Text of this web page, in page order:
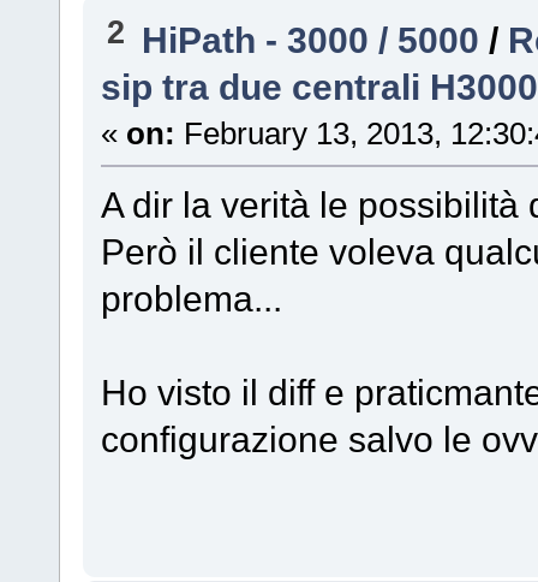
2 HiPath - 3000 / 5000 /
sip tra due centrali H3000
« on: February 13, 2013,
A dir la verità le possibilità
Però il cliente voleva
problema...
Ho visto il diff e
configurazione salvo le